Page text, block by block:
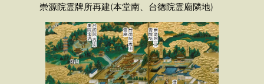
崇源院霊牌所再建(本堂南、台徳院霊廟隣地)